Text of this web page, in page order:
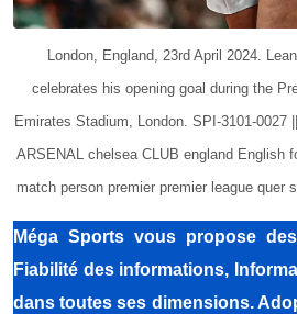
London, England, 23rd April 2024.
celebrates his opening goal during the
Emirates Stadium, London. SPI-3101-0027
ARSENAL chelsea CLUB england English
match person premier premier league quer
Méga Sports vous propose
Fiabilité des informations,
dans toutes ses dimensions.